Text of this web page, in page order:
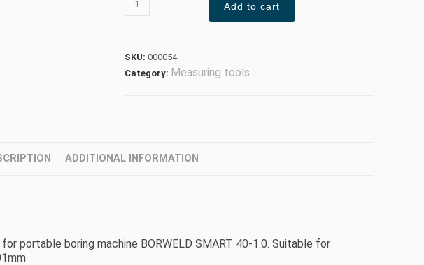
Add to cart
SKU:000054
Category: Measuring tools
ADDITIONAL INFORMATION
portable boring machine BORWELD SMART 40-1.0. Suitable for